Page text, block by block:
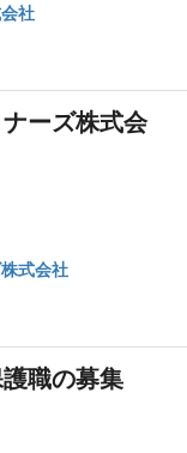
社
ーズ株式会
式会社
職の募集